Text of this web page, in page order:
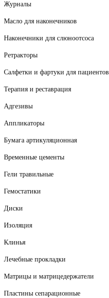
Журналы
Масло для наконечников
Наконечники для слюноотсоса
Ретракторы
Салфетки и фартуки для пациентов
Терапия и реставрация
Адгезивы
Аппликаторы
Бумага артикуляционная
Временные цементы
Гели травильные
Гемостатики
Диски
Изоляция
Клинья
Лечебные прокладки
Матрицы и матрицедержатели
Пластины сепарационные